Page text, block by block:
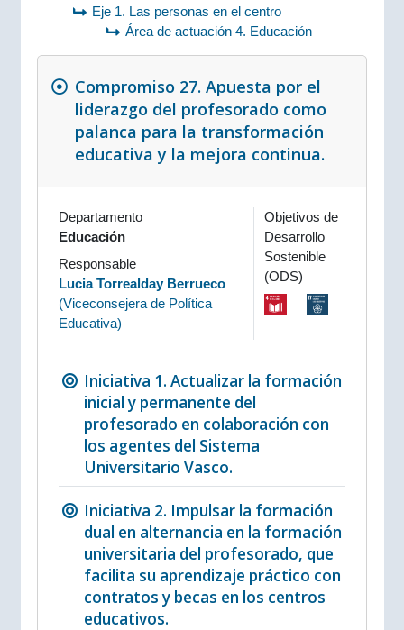
Eje 1. Las personas en el centro
Área de actuación 4. Educación
Compromiso 27. Apuesta por el
liderazgo del profesorado como
palanca para la transformación
educativa y la mejora continua.
Departamento
Educación
Responsable
Lucia Torrealday Berrueco
(Viceconsejera de Política
Educativa)
Objetivos de
Desarrollo
Sostenible
(ODS)
Iniciativa 1. Actualizar la formación
inicial y permanente del
profesorado en colaboración con
los agentes del Sistema
Universitario Vasco.
Iniciativa 2. Impulsar la formación
dual en alternancia en la formación
universitaria del profesorado, que
facilita su aprendizaje práctico con
contratos y becas en los centros
educativos.